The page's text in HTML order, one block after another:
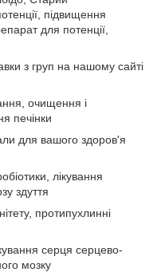
підвищення
для потенції,
з груп на нашому сайті
очищення і
печінки
для вашого здоров'я
лікування
здуття
протипухлинні
серця серцево-
мозку